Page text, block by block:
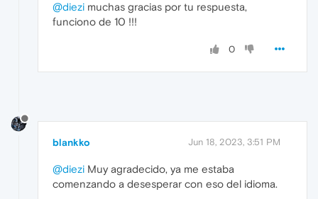
@diezi muchas gracias por tu respuesta,
funciono de 10 !!!
0
blankko Jun 18, 2023, 3:51 PM
@diezi Muy agradecido, ya me estaba
comenzando a desesperar con eso del idioma.